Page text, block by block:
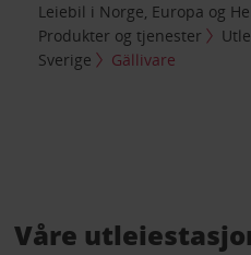
Leiebil i Norge, Europa og
Produkter og tjenester
Sverige
Gällivare
Våre